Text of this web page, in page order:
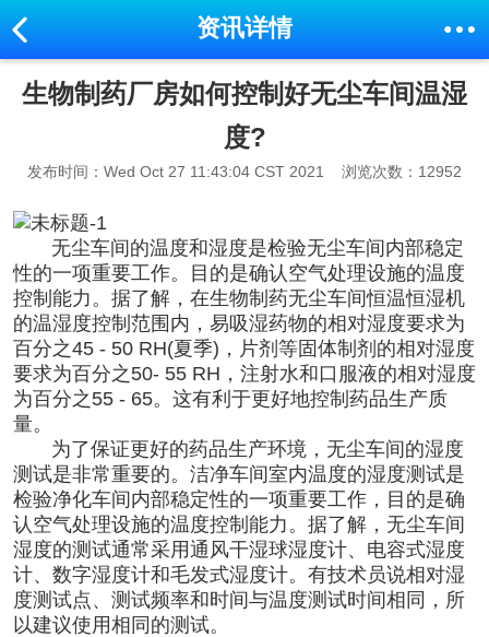
资讯详情
生物制药厂房如何控制好无尘车间温湿
度?
发布时间：Wed Oct 27 11:43:04 CST 2021 浏览次数：12952
无尘车间的温度和湿度是检验无尘车间内部稳定
性的一项重要工作。目的是确认空气处理设施的温度
控制能力。据了解，在生物制药无尘车间恒温恒湿机
的温湿度控制范围内，易吸湿药物的相对湿度要求为
百分之45 - 50 RH(夏季)，片剂等固体制剂的相对湿度
要求为百分之50- 55 RH，注射水和口服液的相对湿度
为百分之55 - 65。这有利于更好地控制药品生产质
量。
为了保证更好的药品生产环境，无尘车间的湿度
测试是非常重要的。洁净车间室内温度的湿度测试是
检验净化车间内部稳定性的一项重要工作，目的是确
认空气处理设施的温度控制能力。据了解，无尘车间
湿度的测试通常采用通风干湿球湿度计、电容式湿度
计、数字湿度计和毛发式湿度计。有技术员说相对湿
度测试点、测试频率和时间与温度测试时间相同，所
以建议使用相同的测试。